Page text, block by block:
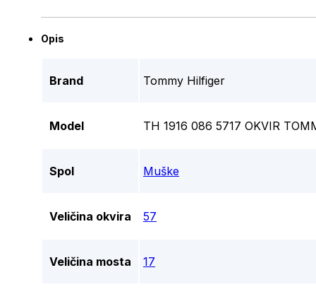
Opis
Brand Tommy Hilfiger
Model TH 1916 086 5717 OKVIR
Spol Muške
Veličina okvira 57
Veličina mosta 17